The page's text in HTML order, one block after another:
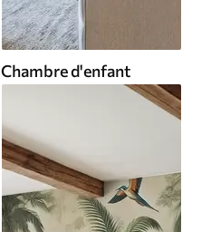
Chambre d'enfant